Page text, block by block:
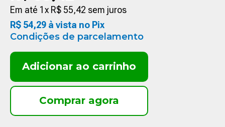
Em até 1 x R$ 55,42 sem juros
R$ 54,29 à vista no Pix
Condições de parcelamento
Adicionar ao carrinho